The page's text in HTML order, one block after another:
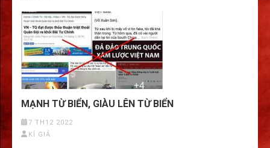
MẠNH TỪ BIỂN, GIÀU LÊN TỪ BIỂN
7 TH12 2022
KÍ GIẢ